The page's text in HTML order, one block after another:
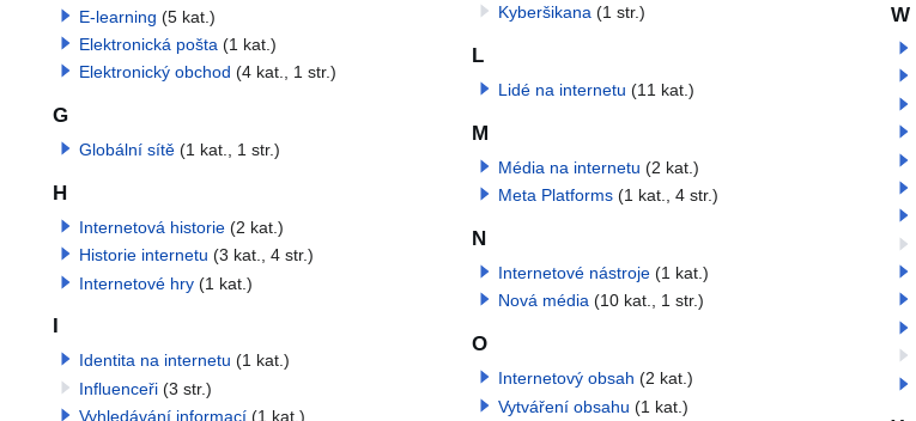
E-learning (5 kat.)
Elektronická pošta (1 kat.)
Elektronický obchod (4 kat., 1 str.)
G
Globální sítě (1 kat., 1 str.)
H
Internetová historie (2 kat.)
Historie internetu (3 kat., 4 str.)
Internetové hry (1 kat.)
Identita na internetu (1 kat.)
Influenceři (3 str.)
Vyhledávání informací (1 kat.)
Kyberšikana (1 str.)
L
Lidé na internetu (11 kat.)
M
Média na internetu (2 kat.)
Meta Platforms (1 kat., 4 str.)
N
Internetové nástroje (1 kat.)
Nová média (10 kat., 1 str.)
O
Internetový obsah (2 kat.)
Vytváření obsahu (1 kat.)
W